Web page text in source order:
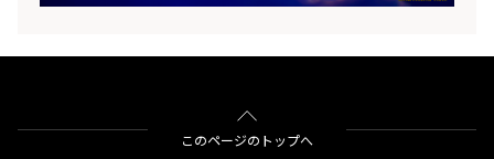
このページのトップへ